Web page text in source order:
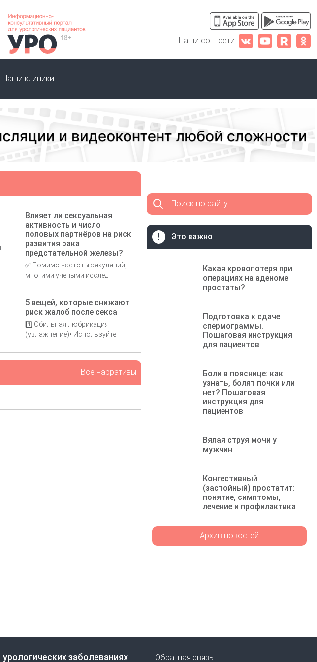
Наши соц. сети
Наши клиники
Влияет ли сексуальная
активность и число
половых партнёров на риск
развития рака
предстательной железы?
✅ Помимо частоты эякуляций,
многими учеными исслед
5 вещей, которые снижают
риск жалоб после секса
1️⃣ Обильная любрикация
(увлажнение)• Используйте
Все нарративы
Поиск по сайту
Это важно
Какая кровопотеря при
операциях на аденоме
простаты?
Подготовка к сдаче
спермограммы.
Пошаговая инструкция
для пациентов
Боли в пояснице: как
узнать, болят почки или
нет? Пошаговая
инструкция для
пациентов
Вялая струя мочи у
мужчин
Конгестивный
(застойный) простатит:
понятие, симптомы,
лечение и профилактика
Архив новостей
урологических заболеваниях Обратная связь